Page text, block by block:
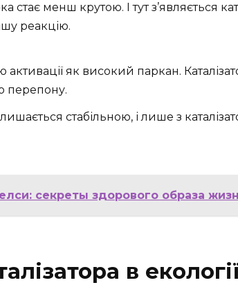
стає менш крутою. І тут з’являється
реакцію.
активації як високий паркан.
перепону.
стабільною, і лише з
секреты здорового образа
в